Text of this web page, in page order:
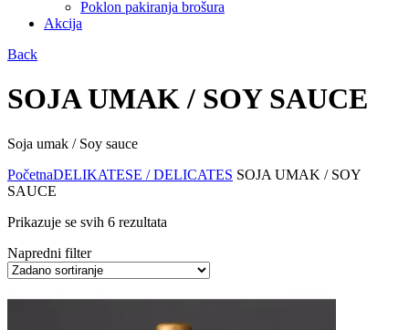
Poklon pakiranja brošura
Akcija
Back
SOJA UMAK / SOY SAUCE
Soja umak / Soy sauce
PočetnaDELIKATESE / DELICATES SOJA UMAK / SOY
SAUCE
Prikazuje se svih 6 rezultata
Napredni filter